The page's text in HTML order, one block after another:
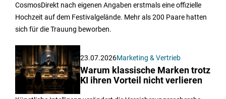
CosmosDirekt nach eigenen Angaben erstmals eine offizielle
Hochzeit auf dem Festivalgelände. Mehr als 200 Paare hatten
sich für die Trauung beworben.
23.07.2026Marketing & Vertrieb
Warum klassische Marken trotz
KI ihren Vorteil nicht verlieren